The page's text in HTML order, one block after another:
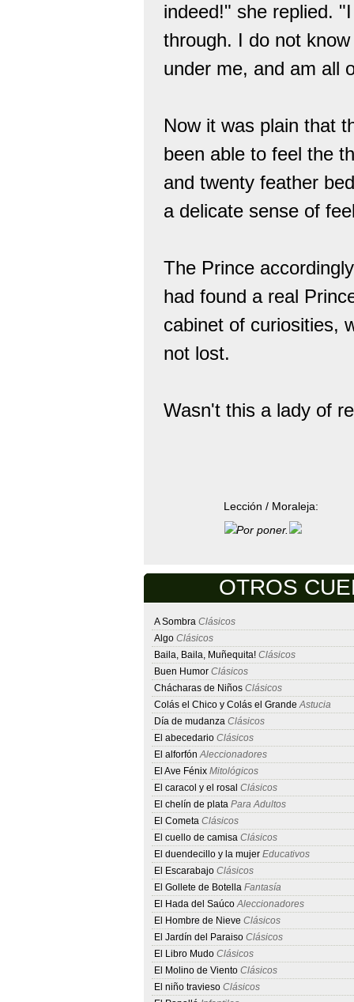
indeed!" she replied.
through. I do not
under me, and am all
Now it was plain that
been able to feel the
and twenty feather
a delicate sense of
The Prince
had found a real
cabinet of curiosities,
not lost.
Wasn't this a lady of
Lección / Moraleja:
Por poner.
OTROS
A Sombra Clásicos
Algo Clásicos
Baila, Baila, Muñequita! Clásicos
Buen Humor Clásicos
Chácharas de Niños Clásicos
Colás el Chico y Colás el Grande Astucia
Día de mudanza Clásicos
El abecedario Clásicos
El alforfón Aleccionadores
El Ave Fénix Mitológicos
El caracol y el rosal Clásicos
El chelín de plata Para Adultos
El Cometa Clásicos
El cuello de camisa Clásicos
El duendecillo y la mujer Educativos
El Escarabajo Clásicos
El Gollete de Botella Fantasía
El Hada del SaúcoAleccionadores
El Hombre de Nieve Clásicos
El Jardín del Paraiso Clásicos
El Libro Mudo Clásicos
El Molino de Viento Clásicos
El niño travieso Clásicos